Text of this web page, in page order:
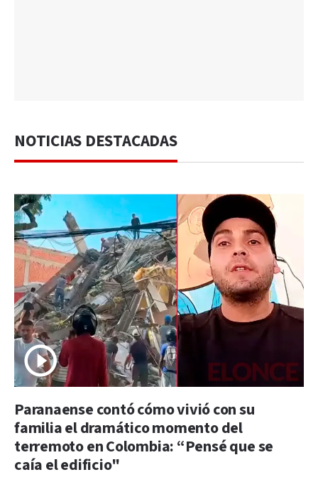
NOTICIAS DESTACADAS
Paranaense contó cómo vivió con su
familia el dramático momento del
terremoto en Colombia: “Pensé que se
caía el edificio"